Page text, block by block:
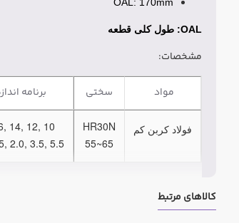
​OAL: طول کلی قطعه
مشخصات:
مواد سختی برنامه
فولاد کربن کم
HR30N
55~65
14, 12, 10
2.0, 3.5, 5.5
کالاهای مرتبط